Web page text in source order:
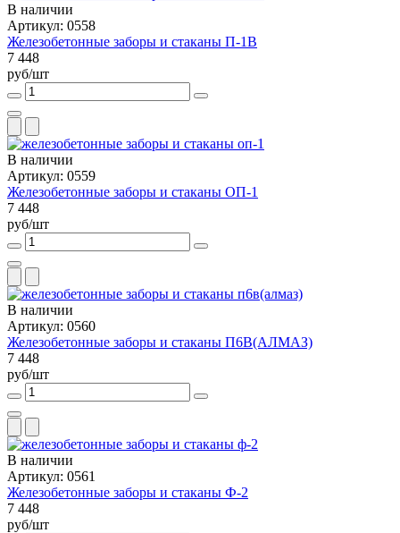
В наличии
Артикул: 0558
Железобетонные заборы и стаканы П-1В
7 448
руб/шт
В наличии
Артикул: 0559
Железобетонные заборы и стаканы ОП-1
7 448
руб/шт
В наличии
Артикул: 0560
Железобетонные заборы и стаканы П6В(АЛМАЗ)
7 448
руб/шт
В наличии
Артикул: 0561
Железобетонные заборы и стаканы Ф-2
7 448
руб/шт